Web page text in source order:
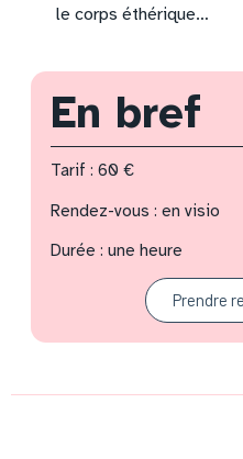
le corps éthérique…
En bref
Tarif : 60 €
Rendez-vous : en visio
Durée : une heure
Prendre